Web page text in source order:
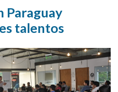
Paraguay
talentos